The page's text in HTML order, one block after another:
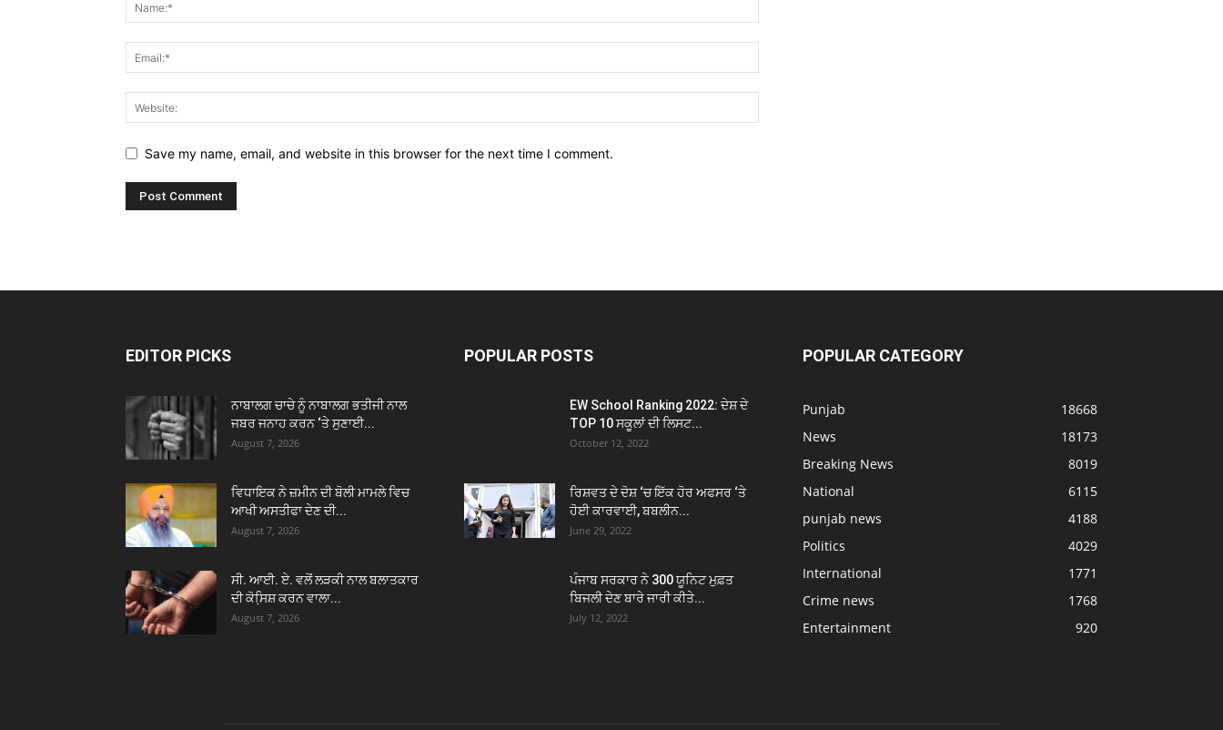
Save my name, email, and website in this browser for the next time I comment.
EDITOR PICKS
ਨਾਬਾਲਗ ਚਾਚੇ ਨੂੰ ਨਾਬਾਲਗ ਭਤੀਜੀ ਨਾਲ
ਜਬਰ ਜਨਾਹ ਕਰਨ ‘ਤੇ ਸੁਣਾਈ...
August 7, 2026
ਵਿਧਾਇਕ ਨੇ ਜ਼ਮੀਨ ਦੀ ਬੋਲੀ ਮਾਮਲੇ ਵਿਚ
ਆਖੀ ਅਸਤੀਫਾ ਦੇਣ ਦੀ...
August 7, 2026
ਸੀ. ਆਈ. ਏ. ਵਲੋਂ ਲੜਕੀ ਨਾਲ ਬਲਾਤਕਾਰ
ਦੀ ਕੋਸਿ਼ਸ਼ ਕਰਨ ਵਾਲਾ...
August 7, 2026
POPULAR POSTS
EW School Ranking 2022: ਦੇਸ਼ ਦੇ
TOP 10 ਸਕੂਲਾਂ ਦੀ ਲਿਸਟ...
October 12, 2022
ਰਿਸ਼ਵਤ ਦੇ ਦੋਸ਼ ‘ਚ ਇੱਕ ਹੋਰ ਅਫਸਰ ‘ਤੇ
ਹੋਈ ਕਾਰਵਾਈ, ਬਬਲੀਨ...
June 29, 2022
ਪੰਜਾਬ ਸਰਕਾਰ ਨੇ 300 ਯੂਨਿਟ ਮੁਫ਼ਤ
ਬਿਜਲੀ ਦੇਣ ਬਾਰੇ ਜਾਰੀ ਕੀਤੇ...
July 12, 2022
POPULAR CATEGORY
Punjab
18668
News
18173
Breaking News
8019
National
6115
punjab news
4188
Politics
4029
International
1771
Crime news
1768
Entertainment
920